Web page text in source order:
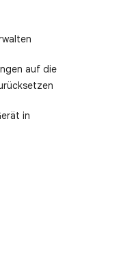
auf die
in